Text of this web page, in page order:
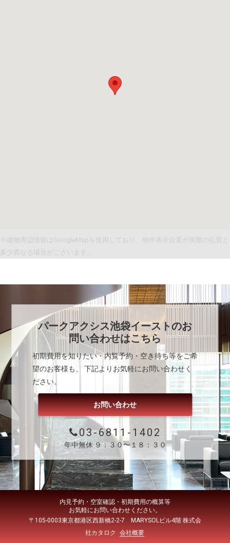
※建物周辺情報はGoogleMapを使用しており、物件表示位置が実際の位置と
多少異なる場合がございます。
パークアクシス池袋イーストのお
問い合わせはこちら
初期費用を知りたい・内覧予約・空き待ち等をご希
望のお客様も、 下記よりお気軽にお問い合わせく
ださい。
お問い合わせ
03-6811-1402
年中無休 ９：３０〜１８：３０
内見予約・空室確認・初期費用の概算等
お気軽にお問い合わせください。
〒105-0003東京都港区西新橋2-2-7 MARYSOLビル4階 株式会
社カタロク
会社概要